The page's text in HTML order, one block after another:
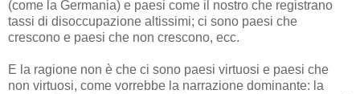
(come la Germania) e paesi come il nostro che registrano
tassi di disoccupazione altissimi; ci sono paesi che
crescono e paesi che non crescono, ecc.
E la ragione non è che ci sono paesi virtuosi e paesi che
non virtuosi, come vorrebbe la narrazione dominante: la